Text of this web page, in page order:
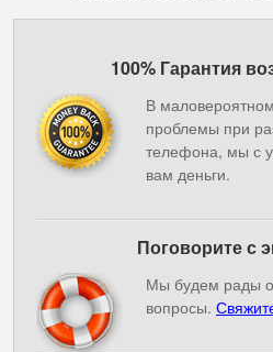
100% Гарантия
В
проблемы при
телефона, мы с
вам деньги.
Поговорите с
Мы будем рады
вопросы.